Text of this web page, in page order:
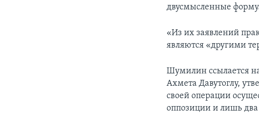
двусмысленные
«Из их заявлений
являются «другими
Шумилин ссылается
Ахмета Давутоглу,
своей операции
оппозиции и лишь